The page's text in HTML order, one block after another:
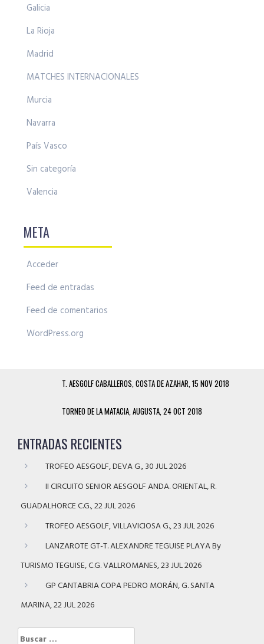
Galicia
La Rioja
Madrid
MATCHES INTERNACIONALES
Murcia
Navarra
País Vasco
Sin categoría
Valencia
META
Acceder
Feed de entradas
Feed de comentarios
WordPress.org
T. AESGOLF CABALLEROS, COSTA DE AZAHAR, 15 NOV 2018
TORNEO DE LA MATACIA, AUGUSTA, 24 OCT 2018
ENTRADAS RECIENTES
TROFEO AESGOLF, DEVA G., 30 JUL 2026
II CIRCUITO SENIOR AESGOLF ANDA. ORIENTAL, R.
GUADALHORCE C.G., 22 JUL 2026
TROFEO AESGOLF, VILLAVICIOSA G., 23 JUL 2026
LANZAROTE GT-T. ALEXANDRE TEGUISE PLAYA By
TURISMO TEGUISE, C.G. VALLROMANES, 23 JUL 2026
GP CANTABRIA COPA PEDRO MORÁN, G. SANTA
MARINA, 22 JUL 2026
Buscar: